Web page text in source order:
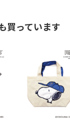
買っています